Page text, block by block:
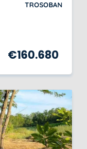
TROSOBAN
€160.680